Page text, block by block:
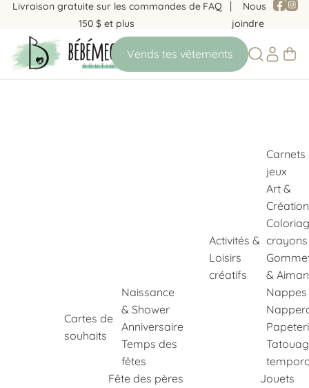
Livraison gratuite sur les commandes de
150 $ et plus
FAQ
Nous
joindre
Cartes de
souhaits
Naissance
& Shower
Anniversaire
Temps des
fêtes
Fête des pères
Activités &
Loisirs
créatifs
Carnets
jeux
Art &
Création
crayons
&
Nappes
Jouets